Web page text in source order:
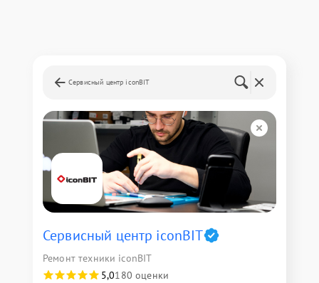
Сервисный центр iconBIT
Сервисный центр iconBIT
Ремонт техники iconBIT
5,0180 оценки